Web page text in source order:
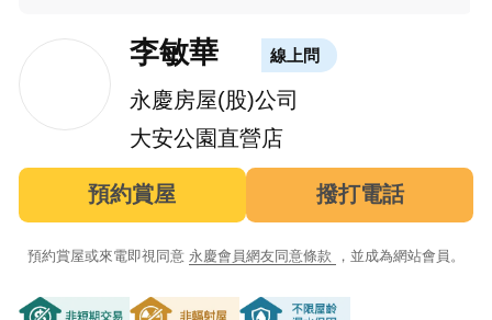
李敏華 線上問
永慶房屋(股)公司
大安公園直營店
預約賞屋 撥打電話
預約賞屋或來電即視同意 永慶會員網友同意條款 ，並成為網站會員。